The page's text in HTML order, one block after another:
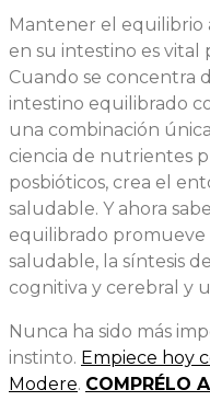
Mantener el equilibrio
en su intestino es vital
Cuando se concentra
intestino equilibrado
una combinación
ciencia de nutrientes
posbióticos, crea el
saludable. Y ahora
equilibrado
saludable, la síntesis
cognitiva y cerebral y
Nunca ha sido más
instinto. Empiece hoy
Modere. COMPRÉLO